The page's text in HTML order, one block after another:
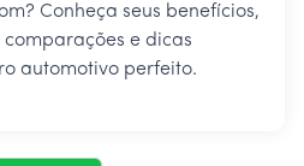
Conheça seus benefícios,
e dicas
automotivo perfeito.